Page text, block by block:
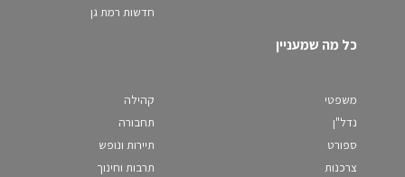
חדשות רמת גן
כל מה שמעניין
משפטי
נדל"ן
ספורט
צרכנות
קהילה
תחבורה
תיירות ונופש
תרבות וחינוך